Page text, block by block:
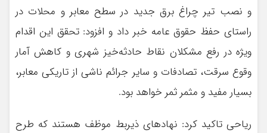
و نصب تیر چراغ‌ برق جدید در سطح معابر و محلات در
راستای حفظ حقوق عامه خبر داد و افزود: تحقق این اقدام
ویژه در رفع مشکلان نقاط حادثه‌خیز شهری و کاهش آمار
وقوع سرقت، تصادفات و سایر جرائم ناشی از تاریکی معابر،
بسیار مفید و مثمر ثمر خواهد بود.
ریاحی تاکید کرد: نهادهای ذیربط موظف هستند که طرح